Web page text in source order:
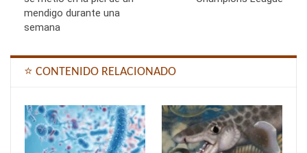
mendigo durante una
semana
⭐ CONTENIDO RELACIONADO